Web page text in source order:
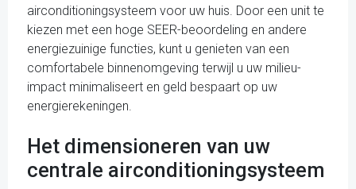
airconditioningsysteem voor uw huis. Door een unit te
kiezen met een hoge SEER-beoordeling en andere
energiezuinige functies, kunt u genieten van een
comfortabele binnenomgeving terwijl u uw milieu-
impact minimaliseert en geld bespaart op uw
energierekeningen.
Het dimensioneren van uw
centrale airconditioningsysteem